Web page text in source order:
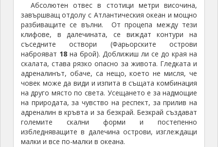
Абсолютен отвес в стотици метри височина,
завършващ отдолу с Атлантическия океан и мощно
разбиващите се вълни. От процепа между тези
клифове, в далечината, се виждат контури на
съседните оствори (Фарьорските острови
наброяват 18 на брой). Доближиш ли се до края на
скалата, става рязко опасно за живота. Гледката и
адреналинът, обаче, са нещо, което не мисля, че
човек може да види и изпита в същата комбинация
на друго място по света. Усещането е за надмощие
на природата, за чувство на респект, за прилив на
адреналин в кръвта и за безкрай. Безкрай създават
големите скални форми и постепенно
избледняващите в далечина острови, изглеждащи
малки и все по-малки в океана.